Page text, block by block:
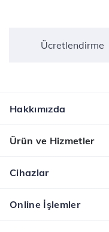
Ücretlendirme
Hakkımızda
Ürün ve Hizmetler
Cihazlar
Online İşlemler